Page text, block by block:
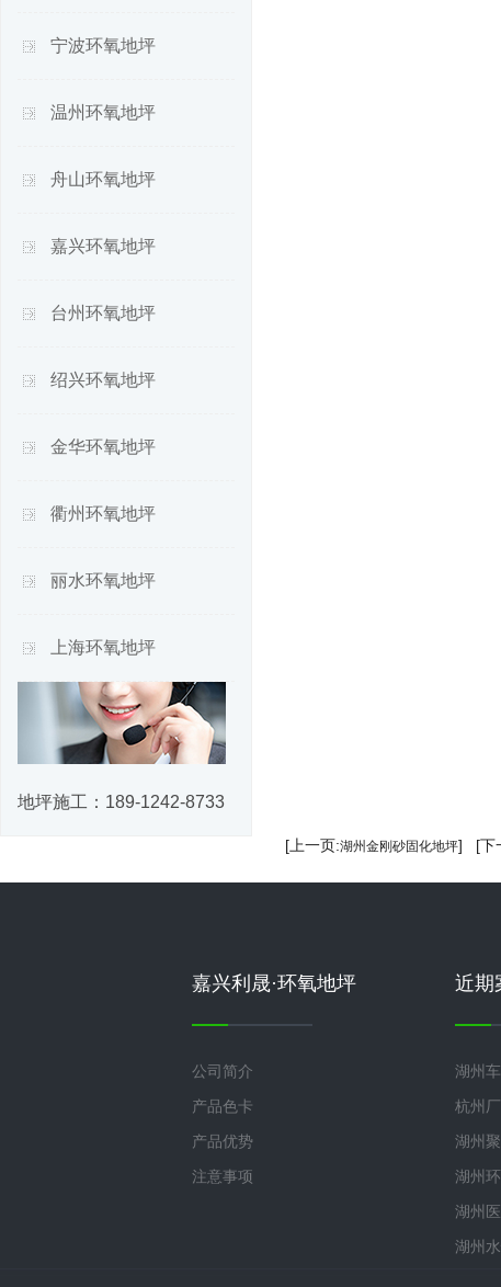
宁波环氧地坪
温州环氧地坪
舟山环氧地坪
嘉兴环氧地坪
台州环氧地坪
绍兴环氧地坪
金华环氧地坪
衢州环氧地坪
丽水环氧地坪
上海环氧地坪
地坪施工： 189-1242-8733
[上一页:湖州金刚砂固化地坪] [下
嘉兴利晟·环氧地坪
公司简介
产品色卡
产品优势
注意事项
近期
湖州
杭州
湖州
湖州
湖州
湖州